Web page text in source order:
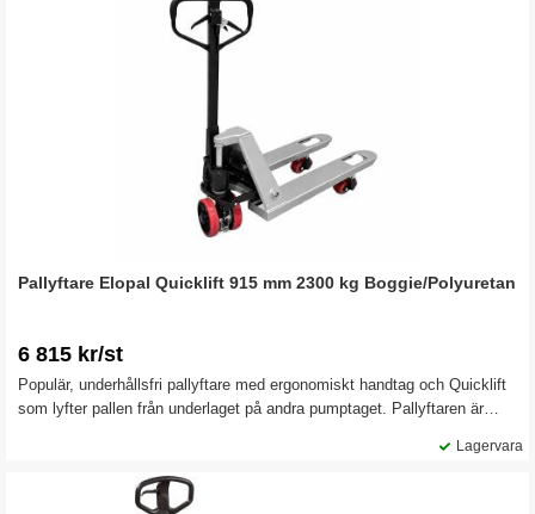
Pallyftare Elopal Quicklift 915 mm 2300 kg Boggie/Polyuretan
6 815 kr/st
Populär, underhållsfri pallyftare med ergonomiskt handtag och Quicklift
som lyfter pallen från underlaget på andra pumptaget. Pallyftaren är
Robust konstruktion för lång livslängd, 3 års garanti på pumpen.
Lagervara